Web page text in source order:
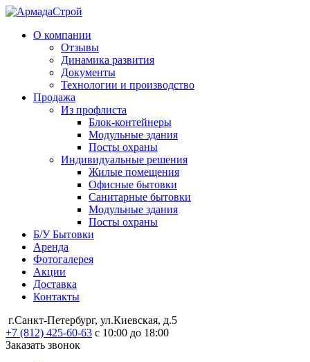
О компании
Отзывы
Динамика развития
Документы
Технологии и производство
Продажа
Из профлиста
Блок-контейнеры
Модульные здания
Посты охраны
Индивидуальные решения
Жилые помещения
Офисные бытовки
Санитарные бытовки
Модульные здания
Посты охраны
Б/У Бытовки
Аренда
Фотогалерея
Акции
Доставка
Контакты
г.Санкт-Петербург, ул.Киевская, д.5
+7 (812) 425-60-63 с 10:00 до 18:00
Заказать звонок